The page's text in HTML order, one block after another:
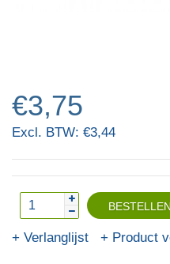
€3,75
Excl. BTW: €3,44
Verlanglijst Product